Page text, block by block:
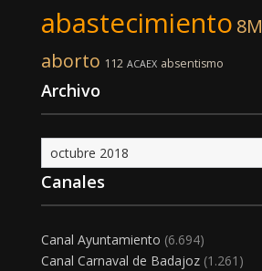
abastecimiento 8M
aborto 112 ACAEX absentismo
Archivo
Archivo
Canales
Canal Ayuntamiento (6.694)
Canal Carnaval de Badajoz(1.261)